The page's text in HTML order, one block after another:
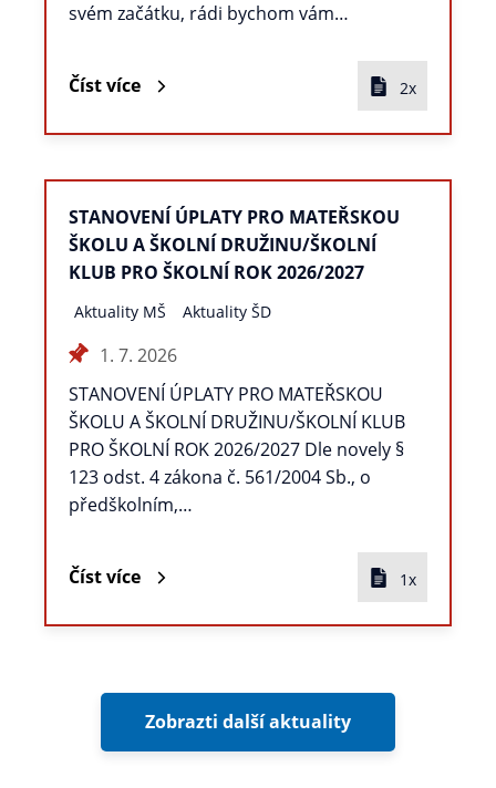
svém začátku, rádi bychom vám…
Číst více 2x
STANOVENÍ ÚPLATY PRO MATEŘSKOU
ŠKOLU A ŠKOLNÍ DRUŽINU/ŠKOLNÍ
KLUB PRO ŠKOLNÍ ROK 2026/2027
Aktuality MŠ Aktuality ŠD
1. 7. 2026
STANOVENÍ ÚPLATY PRO MATEŘSKOU
ŠKOLU A ŠKOLNÍ DRUŽINU/ŠKOLNÍ KLUB
PRO ŠKOLNÍ ROK 2026/2027 Dle novely §
123 odst. 4 zákona č. 561/2004 Sb., o
předškolním,…
Číst více 1x
Zobrazti další aktuality